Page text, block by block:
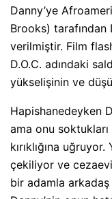
Danny’ye
Brooks) tarafından
verilmiştir. Film
D.O.C. adındaki
yükselişinin ve
Hapishanedeyken
ama onu
kırıklığına
çekiliyor ve cezaevi
bir adamla